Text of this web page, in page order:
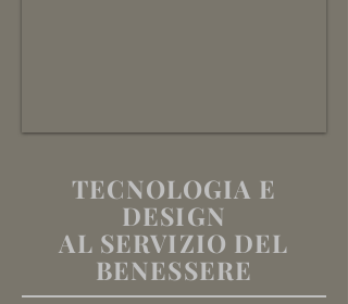
TECNOLOGIA E
DESIGN
AL SERVIZIO DEL
BENESSERE